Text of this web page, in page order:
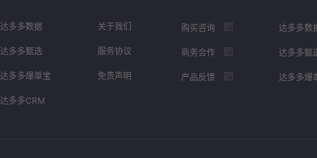
达多多数据
达多多甄选
达多多爆单宝
达多多CRM
关于我们
服务协议
免责声明
购买咨询
商务合作
产品反馈
达多多数
达多多甄
达多多爆